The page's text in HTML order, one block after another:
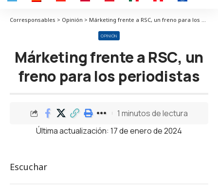
Corresponsables > Opinión > Márketing frente a RSC, un freno para los periodistas
OPINIÓN
Márketing frente a RSC, un
freno para los periodistas
Última actualización: 17 de enero de 2024
1 minutos de lectura
Escuchar